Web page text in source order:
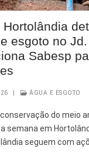
Hortolândia
esgoto no
Sabesp
ÁGUA E ESGOTO
do meio
semana em
seguem com